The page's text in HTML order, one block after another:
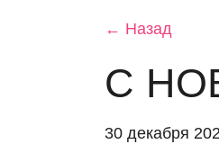
← Назад
С
30 декабря